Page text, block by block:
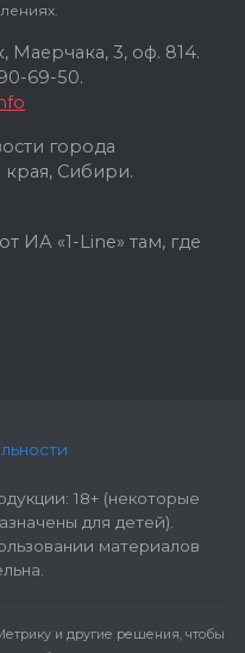
Маерчака, 3, оф. 814.
69-50.
города
края, Сибири.
ИА «1-Line» там, где
18+ (некоторые
для детей).
материалов
и другие решения, чтобы